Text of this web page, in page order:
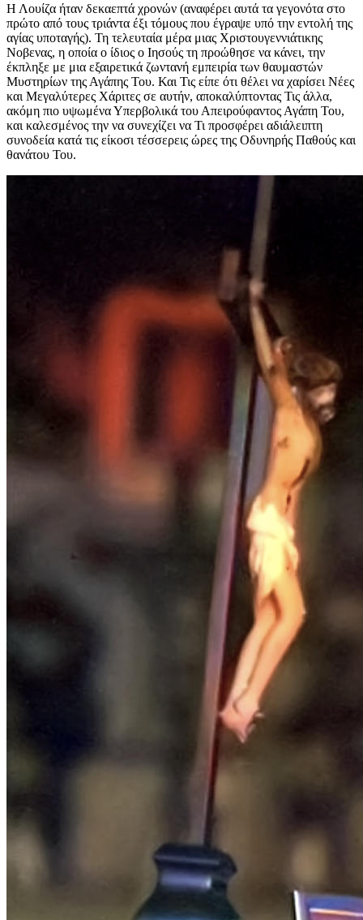
Η Λουίζα ήταν δεκαεπτά χρονών (αναφέρει αυτά τα γεγονότα στο
πρώτο από τους τριάντα έξι τόμους που έγραψε υπό την εντολή της
αγίας υποταγής). Τη τελευταία μέρα μιας Χριστουγεννιάτικης
Νοβενας, η οποία ο ίδιος ο Ιησούς τη προώθησε να κάνει, την
έκπληξε με μια εξαιρετικά ζωντανή εμπειρία των θαυμαστών
Μυστηρίων της Αγάπης Του. Και Τις είπε ότι θέλει να χαρίσει Νέες
και Μεγαλύτερες Χάριτες σε αυτήν, αποκαλύπτοντας Τις άλλα,
ακόμη πιο υψωμένα Υπερβολικά του Απειρούφαντος Αγάπη Του,
και καλεσμένος την να συνεχίζει να Τι προσφέρει αδιάλειπτη
συνοδεία κατά τις είκοσι τέσσερεις ώρες της Οδυνηρής Παθούς και
θανάτου Του.